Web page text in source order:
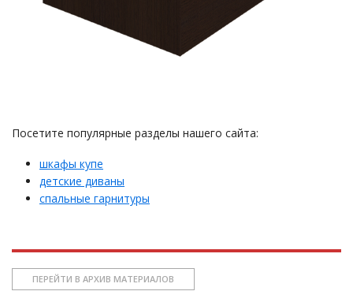
Посетите популярные разделы нашего сайта:
шкафы купе
детские диваны
спальные гарнитуры
ПЕРЕЙТИ В АРХИВ МАТЕРИАЛОВ